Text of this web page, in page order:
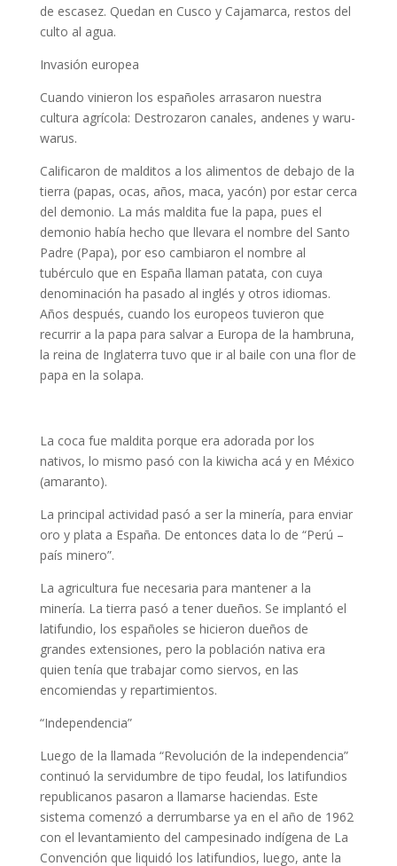
de escasez. Quedan en Cusco y Cajamarca, restos del
culto al agua.
Invasión europea
Cuando vinieron los españoles arrasaron nuestra
cultura agrícola: Destrozaron canales, andenes y waru-
warus.
Calificaron de malditos a los alimentos de debajo de la
tierra (papas, ocas, años, maca, yacón) por estar cerca
del demonio. La más maldita fue la papa, pues el
demonio había hecho que llevara el nombre del Santo
Padre (Papa), por eso cambiaron el nombre al
tubérculo que en España llaman patata, con cuya
denominación ha pasado al inglés y otros idiomas.
Años después, cuando los europeos tuvieron que
recurrir a la papa para salvar a Europa de la hambruna,
la reina de Inglaterra tuvo que ir al baile con una flor de
papa en la solapa.
La coca fue maldita porque era adorada por los
nativos, lo mismo pasó con la kiwicha acá y en México
(amaranto).
La principal actividad pasó a ser la minería, para enviar
oro y plata a España. De entonces data lo de “Perú –
país minero”.
La agricultura fue necesaria para mantener a la
minería. La tierra pasó a tener dueños. Se implantó el
latifundio, los españoles se hicieron dueños de
grandes extensiones, pero la población nativa era
quien tenía que trabajar como siervos, en las
encomiendas y repartimientos.
“Independencia”
Luego de la llamada “Revolución de la independencia”
continuó la servidumbre de tipo feudal, los latifundios
republicanos pasaron a llamarse haciendas. Este
sistema comenzó a derrumbarse ya en el año de 1962
con el levantamiento del campesinado indígena de La
Convención que liquidó los latifundios, luego, ante la